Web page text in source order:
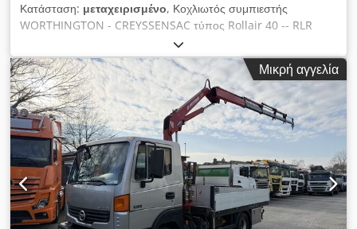
Κατάσταση: μεταχειρισμένο, Κοχλιωτός συμπιεστής
WORTHINGTON - CREYSSENSAC τύπος Rollair 40 -- RLR
40BM6 Αρ. κατασκευής 6240330200 Έτος κατασκευής 2003
Ροή όγκου 4,6 m3/min. Πίεση εξόδου 10 bar Ισχύς κύριου
κινητήρα 30 kW Chedpfxefmim Uo Adkja Ηλεκτρική σύνδεση
400 V, 50 Hz Σπείρωμα σύνδεσης 1 1/2 ίντσας - 36.022
αναγνωσμένες ώρες λειτουργίας (χρόνος λειτουργίας
συμπιεστή) - 19.257 αναγνωσμένες ώρες φορτίου -
Ηχομονωμένος Διαστάσεις (Μ x Π x Υ): 1850 x 1050 x 1760
mm Βάρος: 910 kg Σε καλή κατάσταση
Μικρή αγγελία